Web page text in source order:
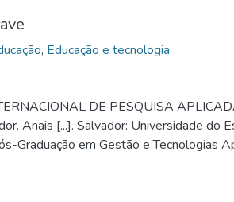
à Educação (GESTEC), tendo em
que contribuíssem com a temática e
a comunidade acadêmica
científicos, e os textos
que comunica resultados parciais ou
anais do IV Colóquio Internacional de
publicizar o conhecimento para a
, Educação e tecnologia
DE PESQUISA
Anais [...]. Salvador: Universidade do
Graduação em Gestão e Tecnologias